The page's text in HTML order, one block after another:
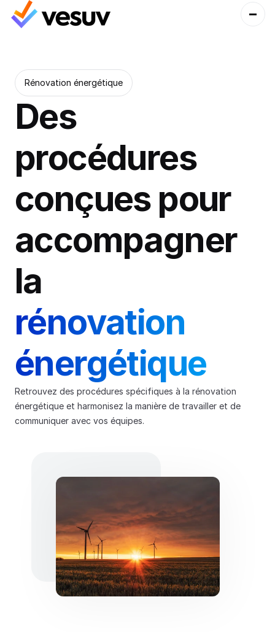
Rénovation énergétique
Des
procédures
conçues pour
accompagner
la
rénovation
énergétique
Retrouvez des procédures spécifiques à la rénovation
énergétique et harmonisez la manière de travailler et de
communiquer avec vos équipes.